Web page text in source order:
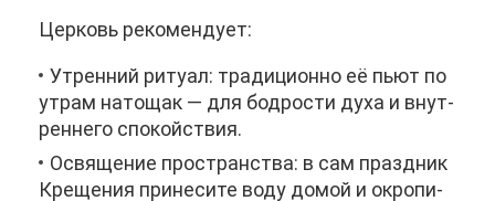
Цер­ковь ре­ко­мен­ду­ет:
Утрен­ний ри­ту­ал: тра­ди­ци­он­но её пьют по
утрам на­то­щак — для бод­ро­сти ду­ха и внут­
рен­не­го спо­кой­ствия.
Освя­ще­ние про­стран­ства: в сам празд­ник
Кре­ще­ния при­не­си­те во­ду до­мой и окро­пи­